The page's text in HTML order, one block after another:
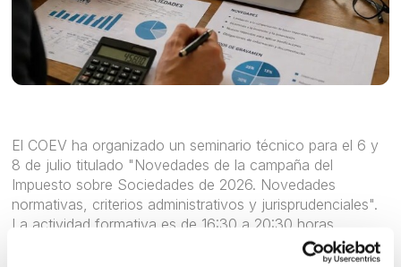
El COEV ha organizado un seminario técnico para el 6 y
8 de julio titulado "Novedades de la campaña del
Impuesto sobre Sociedades de 2026. Novedades
normativas, criterios administrativos y jurisprudenciales".
La actividad formativa es de 16:30 a 20:30 horas
accesible tanto en modalidad presencial como por